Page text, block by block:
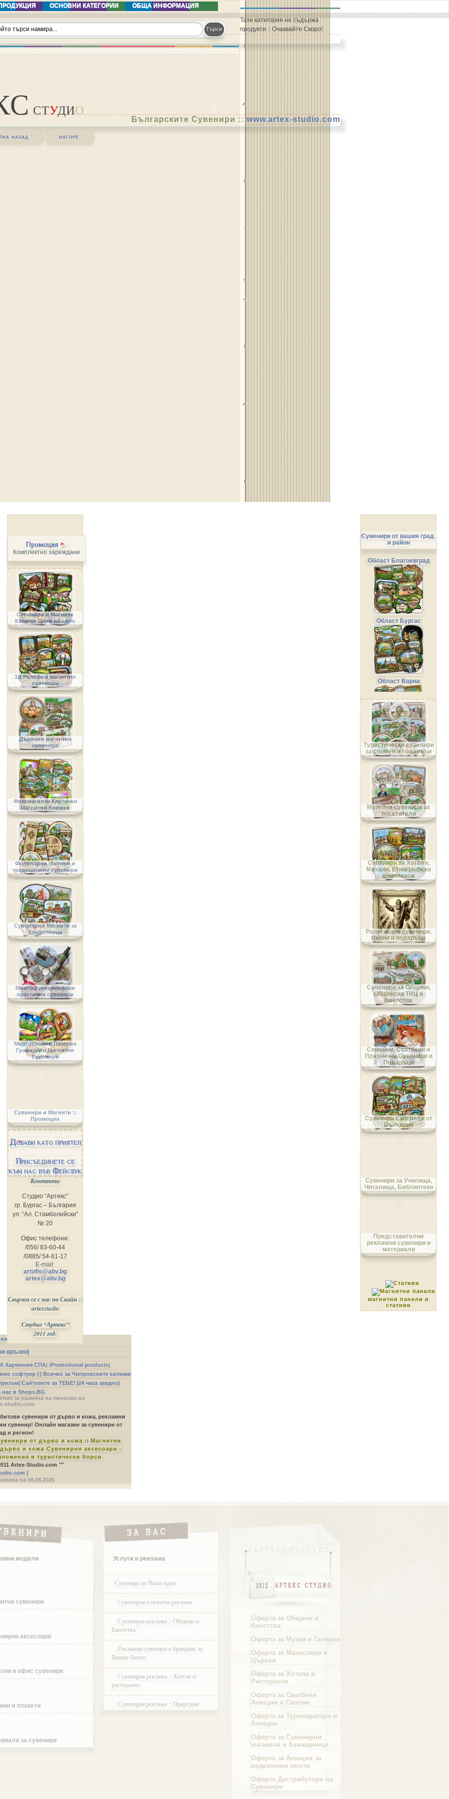
ОСНОВНИ КАТЕГОРИИ ОБЩА ИНФОРМАЦИЯ
Тази категория не съдържа
продукти :: Очаквайте Скоро!
СТУДИО
Българските Сувенири :: www.artex-studio.com
назад нагоре
Промоция
Комплектно зареждане
Сувенири и Магнити
Каталог Цени на едро
3Д Релефни магнитни
сувенири
Дървени магнитни
сувенири
Фотомагнити Картички
Магнитни Книжки
Фолклорни, битови и
традиционни сувенири
Сувенирни Магнити за
Хладилници
Многофункционални
практични сувенири
Многослойни Лазерно
Гравирани Магнитни
Сувенири
Сувенири и Магнити ::
Промоции
Добави като приятел
Присъединете се
към нас във Фейсбук
Контакти
Студио “Артекс”
гр. Бургас – България
ул. “Ал. Стамболийски”
№ 20
Офис телефони:
/056/ 83-60-44
/0885/ 54-61-17
E-mail:
artofis@abv.bg
artex@abv.bg
Свържи се с нас по Скайп ::
artexstudio
Студио “Артекс”
2011 год.
Сувенири от вашия град
и район
Област Благоевград
Област Бургас
Област Варна
Област Велико Търново
Област Видин
Област Враца
Област Габрово
Област Добрич
Област Кърджали
Област Кюстендил
Област Пазарджик
Туристически сувенири
за спомен и подаръци
Музейни сувенири за
посетители
Сувенири за Хотели,
Механи, Етнографски
комплекси
Религиозни сувенири,
Икони и подаръци
Сувенири за Общини,
Общински ТИЦ и
Кметства
Семейни, Сватбени и
Празнични Сувенири и
Подаръци
Сувенири с изгледи от
България
Сувенири за Училища,
Читалища, Библиотеки
Представителни
рекламни сувенири и
материали
магнитни панели и
стативи
Сайта
връзки|
Хармония СПА| |Promotional products|
софтуер | | Всичко за Чипровските килими
Сайтовете за ТЕБЕ! |24 часа заедно|
нас в Shops.BG
за размяна на линкове на
studio.com
сувенири от дърво и кожа, рекламни
сувенир! Онлайн магазин за сувенири от
и регион!
от дърво и кожа :: Магнитни
и кожа Сувенирни аксесоари -
и туристически борси
Artex-Studio.com ™
|
на 08.08.2026
модели
сувенири
аксесоари
и офис сувенири
и плакети
за сувенири
Услуги и реклама
Сувенири по Ваши идеи
Сувенирна и печатна реклама
Сувенирна реклама :: Общини и
Кметства
Рекламни сувенири и брандинг за
Вашия бизнес
Сувенирна реклама :: Хотели и
ресторанти
Сувенирна реклама :: Природни
паркове и Резервати
Оферта за Общини и
Кметства
Оферта за Музеи и Галерии
Оферта за Манастири и
Църкви
Оферта за Хотели и
Ресторанти
Оферта за Сватбени
Агенции и Салони
Оферта за Туроператори и
Агенции
Оферта за Сувенирни
магазини и Книжарници
Оферта за Агенции за
недвижими имоти
Оферта Дистрибутори на
Сувенири